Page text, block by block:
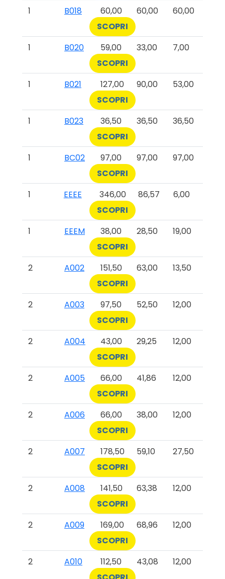
1
B018 60,00 60,00
60,00
SCOPRI
1
B020 59,00 33,00
7,00
SCOPRI
1
B021 127,00 90,00
53,00
SCOPRI
1
B023 36,50 36,50
36,50
SCOPRI
1
BC02 97,00 97,00
97,00
SCOPRI
1
EEEE 346,00 86,57
6,00
SCOPRI
1
EEEM 38,00 28,50
19,00
SCOPRI
2
A002 151,50 63,00
13,50
SCOPRI
2
A003 97,50 52,50
12,00
SCOPRI
2
A004 43,00 29,25
12,00
SCOPRI
2
A005 66,00 41,86
12,00
SCOPRI
2
A006 66,00 38,00
12,00
SCOPRI
2
A007 178,50 59,10
27,50
SCOPRI
2
A008 141,50 63,38
12,00
SCOPRI
2
A009 169,00 68,96
12,00
SCOPRI
2
A010 112,50 43,08
12,00